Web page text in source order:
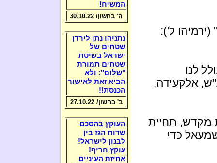
" (ירמיהו ל'):
לנו
אלקעידה,
מקדש, תחיית
כדי
המשיח!
ה' בחשון/ 30.10.22
נתניהו נתן לירדן
שטחים של
ישראל בשיטת
שטחים תמורת
"שלום": ולא
הביא זאת לאישור
הכנסת!!
ב' בחשון/ 27.10.22
העוקץ בהסכם
שדות הגז בין
לבנון לישראל!
עוקץ חריף!
אחיזת העיניים